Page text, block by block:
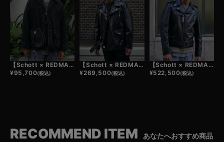
【Schott × REDMAN.】CUSTOM POUCH
¥95,700(税込)
【Schott × REDMAN.】613UST ONESTAR TALL CUSTOM JACKET - BASIC【受注生産品】
¥269,500(税込)
【Schott × REDMAN.】613UST ONESTAR TALL CUSTOM JACKET - TURQUOISE CHIP【受注生産品】
¥522,500(税込)
RECOMMEND ITEM あなたへおすすめ商品